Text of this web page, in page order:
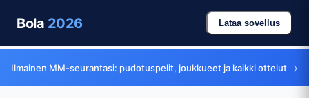
Bola 2026 Lataa sovellus
Ilmainen MM-seurantasi: pudotuspelit, joukkueet ja kaikki ottelut ›